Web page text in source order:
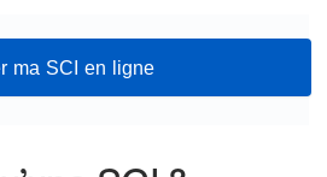
ma SCI en ligne